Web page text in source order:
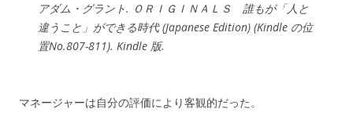
アダム・グラント. ＯＲＩＧＩＮＡＬＳ 誰もが「人と
違うこと」ができる時代 (Japanese Edition) (Kindle の位
置No.807-811). Kindle 版.
マネージャーは自分の評価により客観的だった。